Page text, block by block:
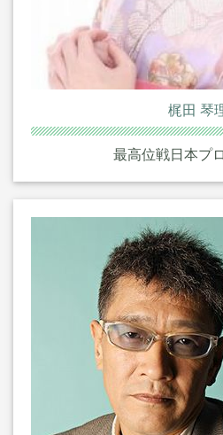
梶田 琴
最高位戦日本プ